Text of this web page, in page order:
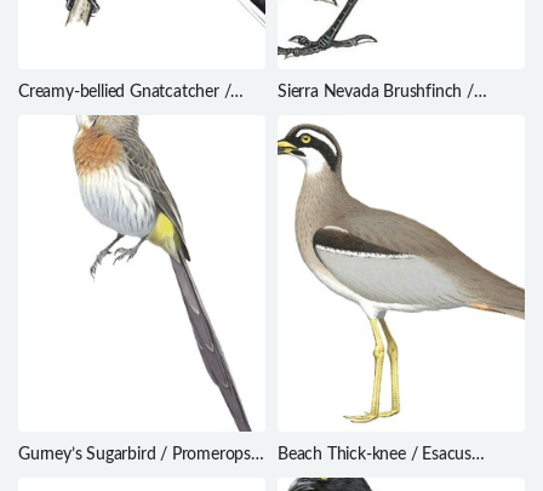
Creamy-bellied Gnatcatcher /
Polioptila lactea
Sierra Nevada Brushfinch /
Gurney’s Sugarbird / Promerops
Beach Thick-knee / Esacus
magnirostris